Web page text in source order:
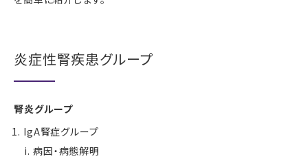
炎症性腎疾患グループ
腎炎グループ
IgA腎症グループ
病因・病態解明